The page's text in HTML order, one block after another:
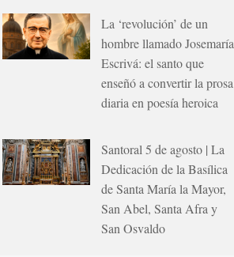
La ‘revolución’ de un
hombre llamado Josemaría
Escrivá: el santo que
enseñó a convertir la prosa
diaria en poesía heroica
Santoral 5 de agosto | La
Dedicación de la Basílica
de Santa María la Mayor,
San Abel, Santa Afra y
San Osvaldo